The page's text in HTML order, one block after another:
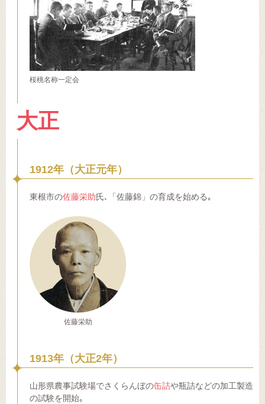
桜桃名称一定会
大正
1912年（大正元年）
東根市の佐藤栄助氏､「佐藤錦」の育成を始める｡
佐藤栄助
1913年（大正2年）
山形県農事試験場でさくらんぼの缶詰や瓶詰などの加工製造
の試験を開始｡